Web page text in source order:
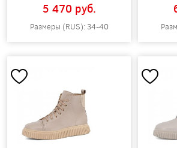
5 470 pуб.
Размеры (RUS): 34-40